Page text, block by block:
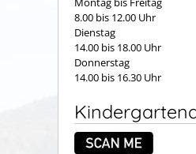
8.00 bis 12.00 Uhr
Dienstag
14.00 bis 18.00 Uhr
Donnerstag
14.00 bis 16.30 Uhr